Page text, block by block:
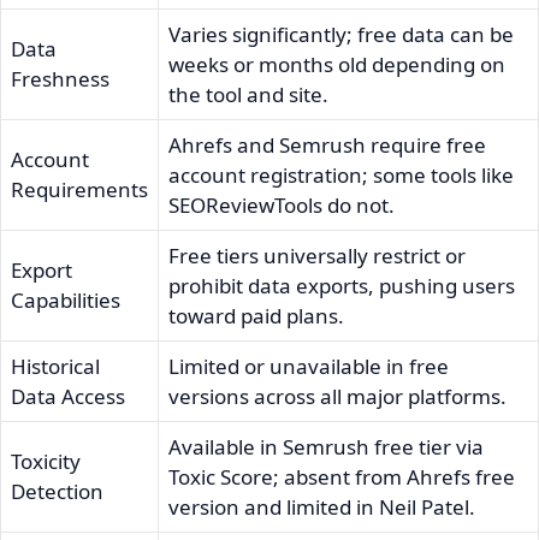
Data
Freshness
Varies significantly; free data can be
weeks or months old depending on
the tool and site.
Account
Requirements
Ahrefs and Semrush require free
account registration; some tools like
SEOReviewTools do not.
Export
Capabilities
Free tiers universally restrict or
prohibit data exports, pushing users
toward paid plans.
Historical
Data Access
Limited or unavailable in free
versions across all major platforms.
Toxicity
Detection
Available in Semrush free tier via
Toxic Score; absent from Ahrefs free
version and limited in Neil Patel.